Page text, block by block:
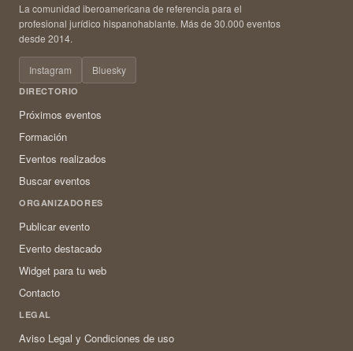
La comunidad iberoamericana de referencia para el
profesional jurídico hispanohablante. Más de 30.000 eventos
desde 2014.
Instagram Bluesky
DIRECTORIO
Próximos eventos
Formación
Eventos realizados
Buscar eventos
ORGANIZADORES
Publicar evento
Evento destacado
Widget para tu web
Contacto
LEGAL
Aviso Legal y Condiciones de uso